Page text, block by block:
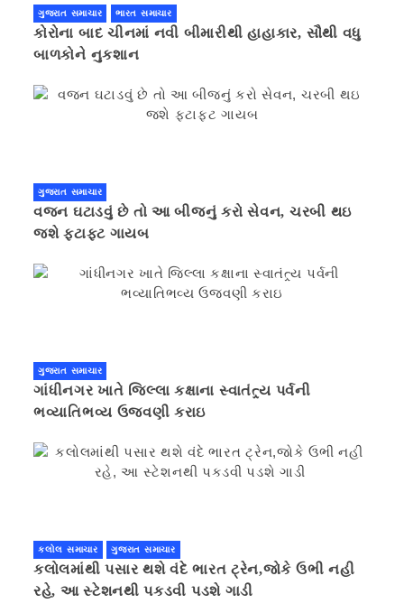
ગુજરાત સમાચાર ભારત સમાચાર
કોરોના બાદ ચીનમાં નવી બીમારીથી હાહાકાર, સૌથી વધુ
બાળકોને નુકશાન
ગુજરાત સમાચાર
વજન ઘટાડવું છે તો આ બીજનું કરો સેવન, ચરબી થઇ
જશે ફટાફટ ગાયબ
ગુજરાત સમાચાર
ગાંધીનગર ખાતે જિલ્લા કક્ષાના સ્વાતંત્ર્ય પર્વની
ભવ્યાતિભવ્ય ઉજવણી કરાઇ
કલોલ સમાચાર ગુજરાત સમાચાર
કલોલમાંથી પસાર થશે વંદે ભારત ટ્રેન,જોકે ઉભી નહી
રહે, આ સ્ટેશનથી પકડવી પડશે ગાડી